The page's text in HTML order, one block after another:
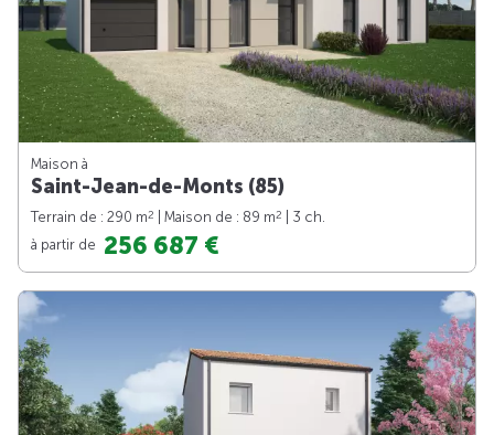
Maison à
Saint-Jean-de-Monts (85)
Terrain de : 290 m2 | Maison de : 89 m2
| 3 ch.
à partir de 256 687 €